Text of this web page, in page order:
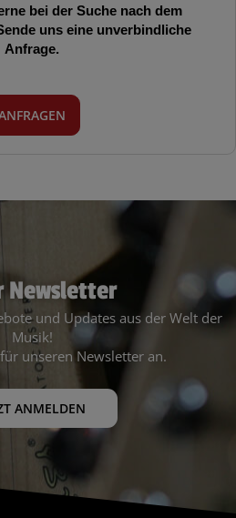
bei der Suche nach dem
uns eine unverbindliche
Anfrage.
Newsletter
und Updates aus der Welt der
Musik!
unseren Newsletter an.
ANMELDEN